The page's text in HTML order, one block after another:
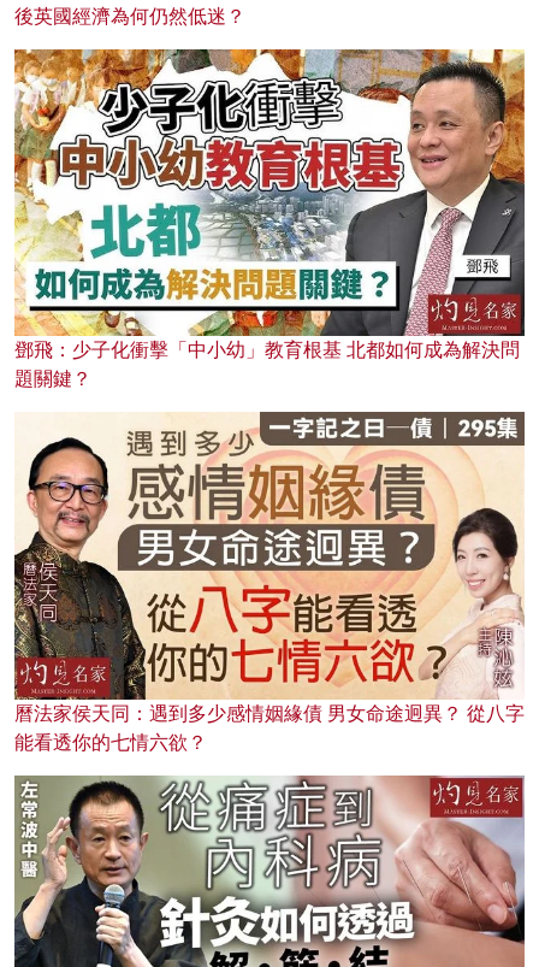
後英國經濟為何仍然低迷？
鄧飛：少子化衝擊「中小幼」教育根基 北都如何成為解決問
題關鍵？
曆法家侯天同：遇到多少感情姻緣債 男女命途迥異？ 從八字
能看透你的七情六欲？